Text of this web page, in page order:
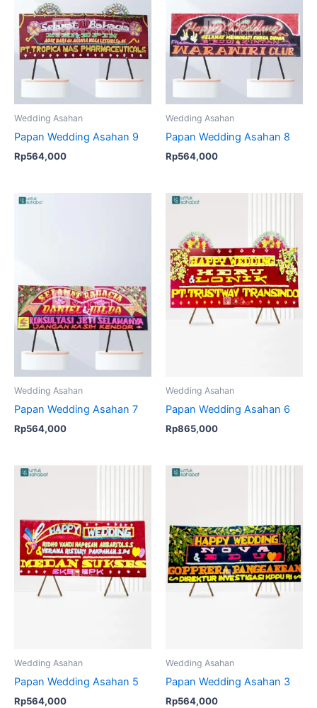
Wedding Asahan
Papan Wedding Asahan 9
Rp564,000
Wedding Asahan
Papan Wedding Asahan 8
Rp564,000
Wedding Asahan
Papan Wedding Asahan 7
Rp564,000
Wedding Asahan
Papan Wedding Asahan 6
Rp865,000
Wedding Asahan
Papan Wedding Asahan 5
Rp564,000
Wedding Asahan
Papan Wedding Asahan 3
Rp564,000